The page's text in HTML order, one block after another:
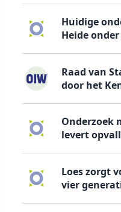
Huidige
Heide
Raad van
door het
Onderzoek
levert
Loes zorgt
vier